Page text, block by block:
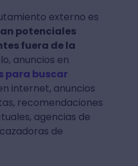
externo es
potenciales
fuera de la
anuncios en
para buscar
internet, anuncios
recomendaciones
agencias de
de